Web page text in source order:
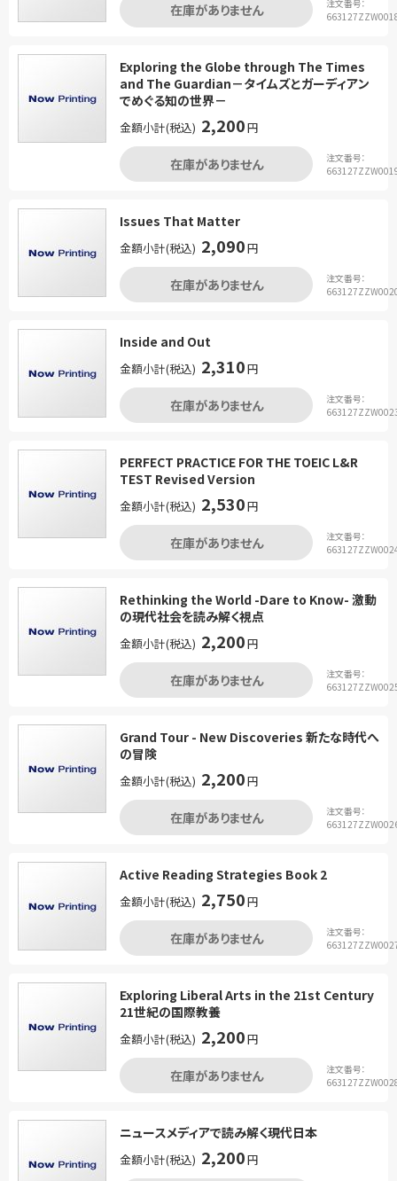
在庫がありません
注文番号：
Exploring the Globe through The Times
and The Guardian－タイムズとガーディアン
でめぐる知の世界－
金額小計(税込) 2,200円
在庫がありません
注文番号：
Issues That Matter
金額小計(税込) 2,090円
在庫がありません
注文番号：
Inside and Out
金額小計(税込) 2,310円
在庫がありません
注文番号：
PERFECT PRACTICE FOR THE TOEIC L&R
TEST Revised Version
金額小計(税込) 2,530円
在庫がありません
注文番号：
Rethinking the World -Dare to Know- 激動
の現代社会を読み解く視点
金額小計(税込) 2,200円
在庫がありません
注文番号：
Grand Tour - New Discoveries 新たな時代へ
の冒険
金額小計(税込) 2,200円
在庫がありません
注文番号：
Active Reading Strategies Book 2
金額小計(税込) 2,750円
在庫がありません
注文番号：
Exploring Liberal Arts in the 21st Century
21世紀の国際教養
金額小計(税込) 2,200円
在庫がありません
注文番号：
ニュースメディアで読み解く現代日本
金額小計(税込) 2,200円